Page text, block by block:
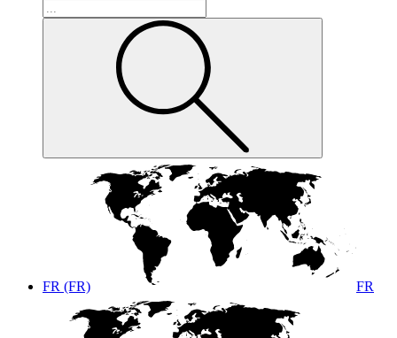
FR (FR) FR